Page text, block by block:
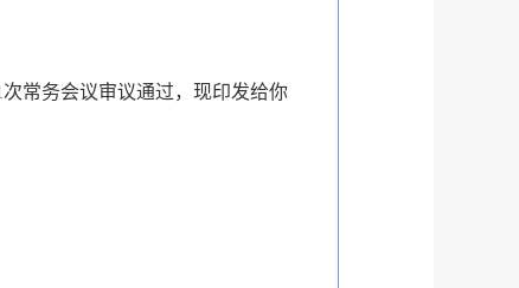
常务会议审议通过，现印发给你